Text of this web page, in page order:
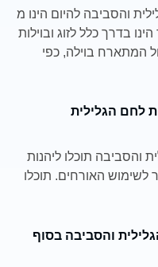
והסביבה להיום הינו מ
הינו בדרך כלל לזוג ובוילות
המתארח בוילה, כפי
לחם הגלילית
והסביבה תוכלו ליהנות
האורחים. תוכלו
והסביבה בסוף